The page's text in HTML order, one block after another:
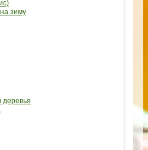
зиму
деревья